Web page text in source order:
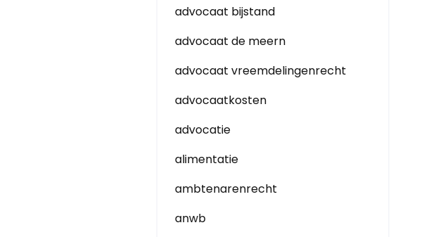
advocaat bijstand
advocaat de meern
advocaat vreemdelingenrecht
advocaatkosten
advocatie
alimentatie
ambtenarenrecht
anwb